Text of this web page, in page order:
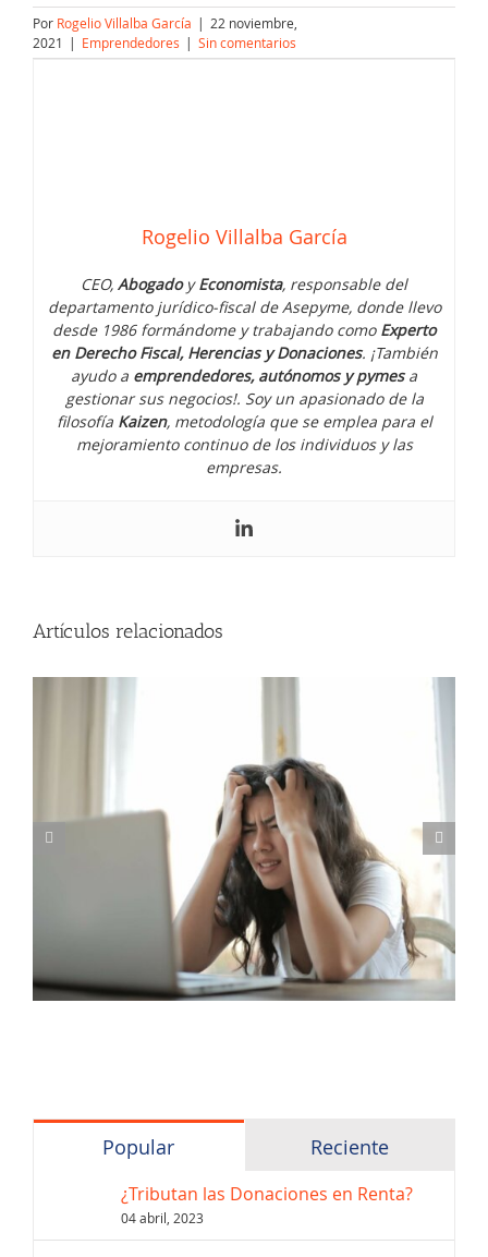
Por Rogelio Villalba García | 22 noviembre,
2021
| Emprendedores | Sin comentarios
Rogelio Villalba García
CEO, AbogadoyEconomista, responsable del
departamento jurídico-fiscal de Asepyme, donde llevo
desde 1986 formándome y trabajando como Experto
en Derecho Fiscal, Herencias y Donaciones. ¡También
ayudo a emprendedores, autónomos y pymesa
gestionar sus negocios!. Soy un apasionado de la
filosofía Kaizen, metodología que se emplea para el
mejoramiento continuo de los individuos y las
empresas.
Artículos relacionados
Cómo manejar la presión y el estrés
como emprendedor
Popular Reciente
¿Tributan las Donaciones en Renta?
04 abril, 2023